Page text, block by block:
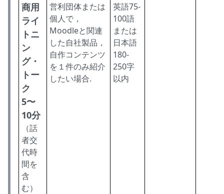
商用
ライ
トニ
ン
グ・
トー
ク
5〜
10分
（話
者交
代時
間を
含
む）
営利団体または
個人で，
Moodleと関連
した自社製品，
自作コンテンツ
を１件のみ紹介
したい場合.
英語75-
100語
または
日本語
180-
250字
以内